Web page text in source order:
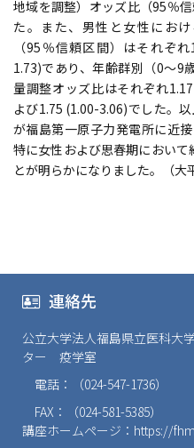
地域を調整）オッズ比（95％
た。また、男性と女性にお
（95％信頼区間）はそれぞ
1.73)であり、年齢群別（0～9
量調整オッズ比はそれぞれ
よび1.75 (1.00-3.06)でした。
が福島第一原子力発電所に近
特に女性および思春期におい
とが明らかになりました。（大
連絡先
公立大学法人福島県立医科
ター 疫学室
電話：（024-547-1736）
FAX：（024-581-5385）
講座ホームページ： https://